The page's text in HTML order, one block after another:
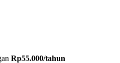
Rp55.000/tahun